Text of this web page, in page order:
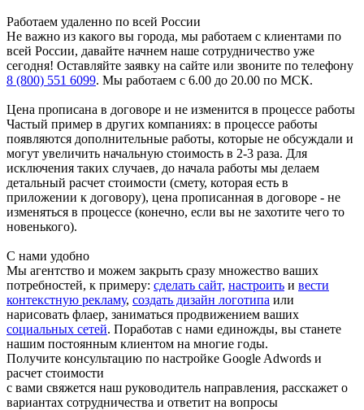
Работаем удаленно по всей России
Не важно из какого вы города, мы работаем с клиентами по
всей России, давайте начнем наше сотрудничество уже
сегодня! Оставляйте заявку на сайте или звоните по телефону
8 (800) 551 6099. Мы работаем с 6.00 до 20.00 по МСК.
Цена прописана в договоре и не изменится в процессе работы
Частый пример в других компаниях: в процессе работы
появляются дополнительные работы, которые не обсуждали и
могут увеличить начальную стоимость в 2-3 раза. Для
исключения таких случаев, до начала работы мы делаем
детальный расчет стоимости (смету, которая есть в
приложении к договору), цена прописанная в договоре - не
изменяться в процессе (конечно, если вы не захотите чего то
новенького).
С нами удобно
Мы агентство и можем закрыть сразу множество ваших
потребностей, к примеру: сделать сайт, настроить и вести
контекстную рекламу, создать дизайн логотипа или
нарисовать флаер, заниматься продвижением ваших
социальных сетей. Поработав с нами единожды, вы станете
нашим постоянным клиентом на многие годы.
Получите консультацию по настройке Google Adwords и
расчет стоимости
с вами свяжется наш руководитель направления, расскажет о
вариантах сотрудничества и ответит на вопросы